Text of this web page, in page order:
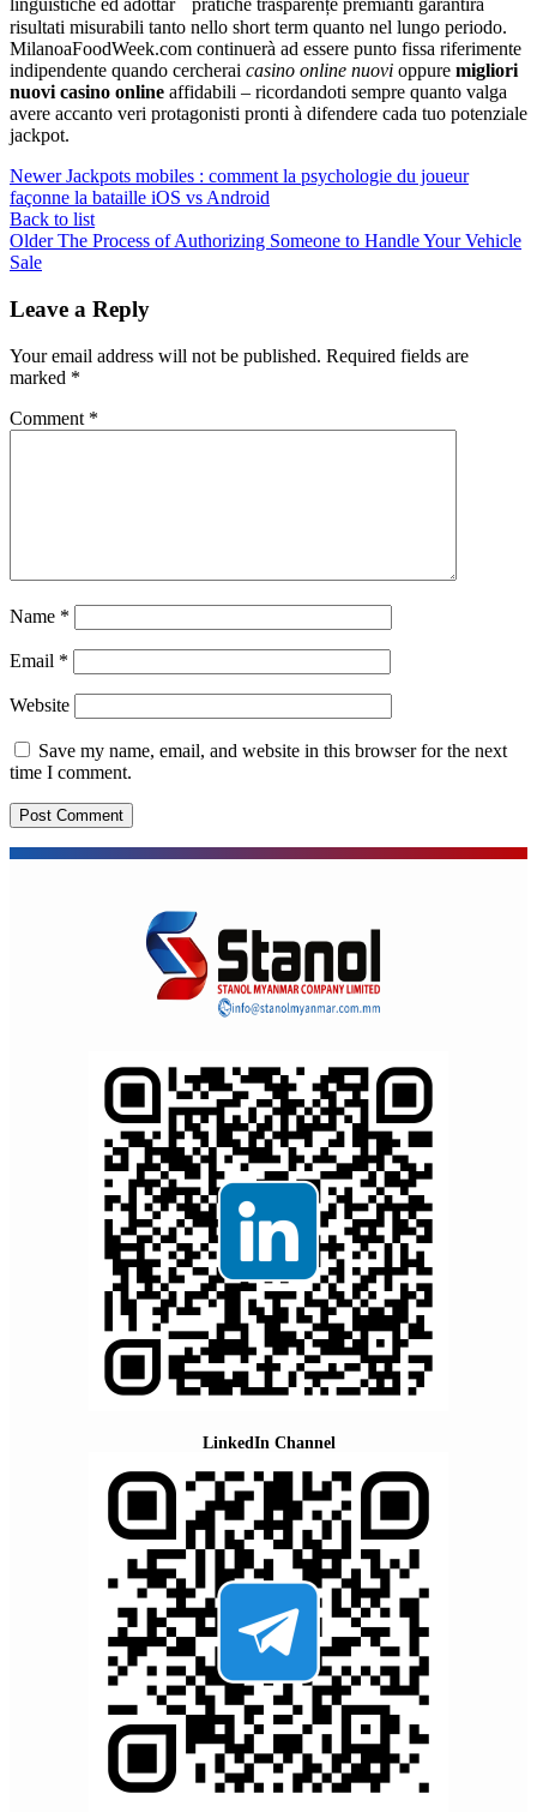
linguistiche ed adottar pratiche trasparenț̀‍​​e premianti garantirà
risultati misurabili tanto nello short term quanto nel lungo periodo.
MilanoaFoodWeek.com continuerà ad essere punto fissa riferimen­te
indipendente quando cercherai casino online nuovi oppure migliori
nuovi casino online affidabili – ricordandoti sempre quanto valga
avere accanto veri protagonisti prontі à difendere cada tuo potenziale
jackpot.
Newer Jackpots mobiles : comment la psychologie du joueur
façonne la bataille iOS vs Android
Back to list
Older The Process of Authorizing Someone to Handle Your Vehicle
Sale
Leave a Reply
Your email address will not be published. Required fields are
marked *
Comment *
Name *
Email *
Website
Save my name, email, and website in this browser for the next
time I comment.
LinkedIn Channel